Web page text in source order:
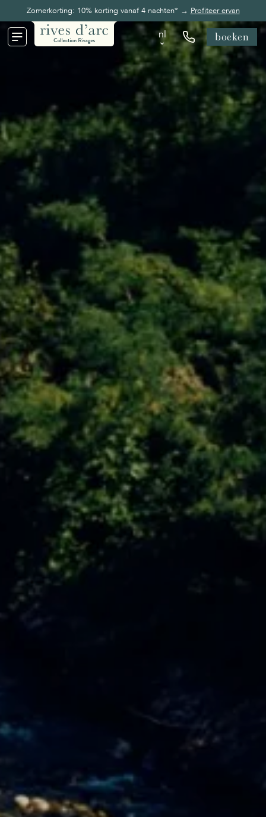
Zomerkorting: 10% korting vanaf 4 nachten* → Profiteer ervan
nl
en
de
boeken